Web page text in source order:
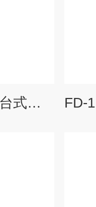
FD-1C-50上海川宏台式冷冻干燥机隔板挂瓶型